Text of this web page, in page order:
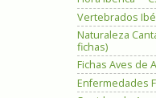
Vertebrados
Naturaleza
fichas)
Fichas Aves de
Enfermedades